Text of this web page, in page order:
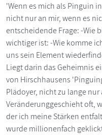
'Wenn es mich als Pinguin
nicht nur an mir, wenn es
entscheidende Frage: -Wie
wichtiger ist: -Wie komme
uns sein Element
Liegt darin das Geheimnis
von Hirschhausens
Plädoyer, nicht zu lange
Veränderunggeschieht oft,
der ich meine Stärken
wurde millionenfach